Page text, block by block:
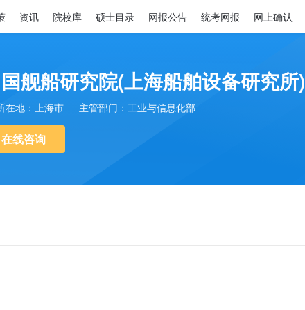
资讯 院校库 硕士目录 网报公告 统考网报 网上确认
舰船研究院(上海船舶设备研究所)
在地：上海市 主管部门：工业与信息化部
在线咨询